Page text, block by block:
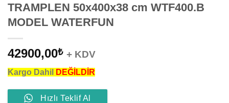
TRAMPLEN 50x400x38 cm WTF400.B
MODEL WATERFUN
42900,00₺ + KDV
Kargo Dahil DEĞİLDİR
Hızlı Teklif Al